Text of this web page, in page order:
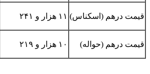
قیمت درهم (اسکناس) ۱۱ هزار و ۲۴۱
قیمت درهم (حواله) ۱۰ هزار و ۲۱۹